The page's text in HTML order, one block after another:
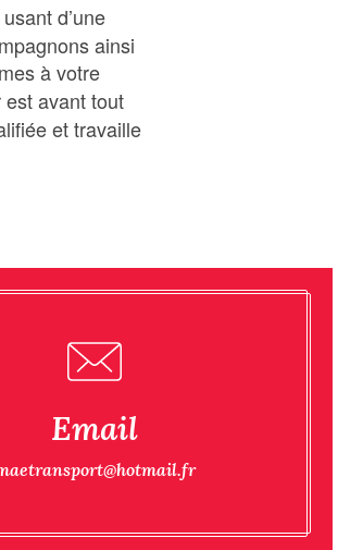
d’une
ainsi
à votre
avant tout
et travaille
Email